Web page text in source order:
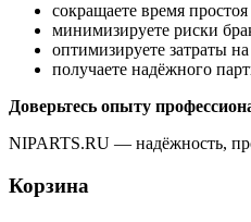
сокращаете время
минимизируете риски
оптимизируете затраты
получаете надёжного
Доверьтесь опыту
NIPARTS.RU — надёжность,
Корзина